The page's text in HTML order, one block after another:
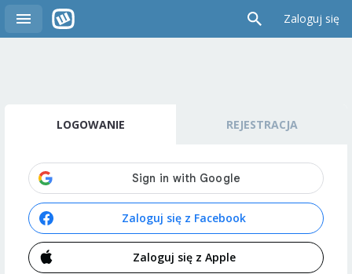
Zaloguj się
LOGOWANIE REJESTRACJA
Zaloguj się z Facebook
Zaloguj się z Apple